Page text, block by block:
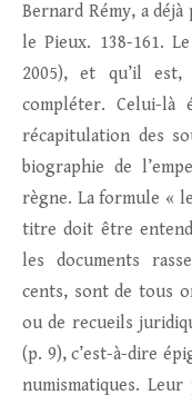
Bernard Rémy, a
le Pieux. 138-161.
2005), et qu’il
compléter. Celui-
récapitulation des
biographie de
règne. La formule «
titre doit être
les documents
cents, sont de tous
ou de recueils
(p. 9), c’est-à-dire
numismatiques.